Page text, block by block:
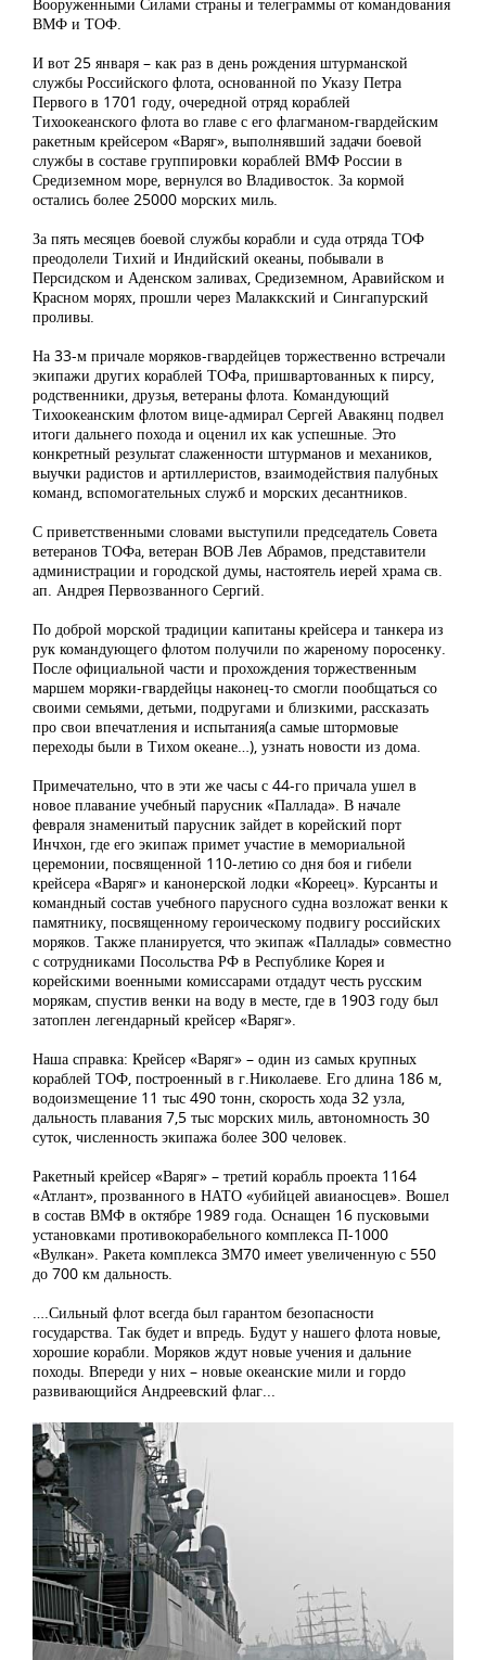
ВМФ и ТОФ.
И вот 25 января – как раз в день рождения штурманской
службы Российского флота, основанной по Указу Петра
Первого в 1701 году, очередной отряд кораблей
Тихоокеанского флота во главе с его флагманом-гвардейским
ракетным крейсером «Варяг», выполнявший задачи боевой
службы в составе группировки кораблей ВМФ России в
Средиземном море, вернулся во Владивосток. За кормой
остались более 25000 морских миль.
За пять месяцев боевой службы корабли и суда отряда ТОФ
преодолели Тихий и Индийский океаны, побывали в
Персидском и Аденском заливах, Средиземном, Аравийском и
Красном морях, прошли через Малаккский и Сингапурский
проливы.
На 33-м причале моряков-гвардейцев торжественно встречали
экипажи других кораблей ТОФа, пришвартованных к пирсу,
родственники, друзья, ветераны флота. Командующий
Тихоокеанским флотом вице-адмирал Сергей Авакянц подвел
итоги дальнего похода и оценил их как успешные. Это
конкретный результат слаженности штурманов и механиков,
выучки радистов и артиллеристов, взаимодействия палубных
команд, вспомогательных служб и морских десантников.
С приветственными словами выступили председатель Совета
ветеранов ТОФа, ветеран ВОВ Лев Абрамов, представители
администрации и городской думы, настоятель иерей храма св.
ап. Андрея Первозванного Сергий.
По доброй морской традиции капитаны крейсера и танкера из
рук командующего флотом получили по жареному поросенку.
После официальной части и прохождения торжественным
маршем моряки-гвардейцы наконец-то смогли пообщаться со
своими семьями, детьми, подругами и близкими, рассказать
про свои впечатления и испытания(а самые штормовые
переходы были в Тихом океане…), узнать новости из дома.
Примечательно, что в эти же часы с 44-го причала ушел в
новое плавание учебный парусник «Паллада». В начале
февраля знаменитый парусник зайдет в корейский порт
Инчхон, где его экипаж примет участие в мемориальной
церемонии, посвященной 110-летию со дня боя и гибели
крейсера «Варяг» и канонерской лодки «Кореец». Курсанты и
командный состав учебного парусного судна возложат венки к
памятнику, посвященному героическому подвигу российских
моряков. Также планируется, что экипаж «Паллады» совместно
с сотрудниками Посольства РФ в Республике Корея и
корейскими военными комиссарами отдадут честь русским
морякам, спустив венки на воду в месте, где в 1903 году был
затоплен легендарный крейсер «Варяг».
Наша справка: Крейсер «Варяг» – один из самых крупных
кораблей ТОФ, построенный в г.Николаеве. Его длина 186 м,
водоизмещение 11 тыс 490 тонн, скорость хода 32 узла,
дальность плавания 7,5 тыс морских миль, автономность 30
суток, численность экипажа более 300 человек.
Ракетный крейсер «Варяг» – третий корабль проекта 1164
«Атлант», прозванного в НАТО «убийцей авианосцев». Вошел
в состав ВМФ в октябре 1989 года. Оснащен 16 пусковыми
установками противокорабельного комплекса П-1000
«Вулкан». Ракета комплекса 3М70 имеет увеличенную с 550
до 700 км дальность.
….Сильный флот всегда был гарантом безопасности
государства. Так будет и впредь. Будут у нашего флота новые,
хорошие корабли. Моряков ждут новые учения и дальние
походы. Впереди у них – новые океанские мили и гордо
развивающийся Андреевский флаг...